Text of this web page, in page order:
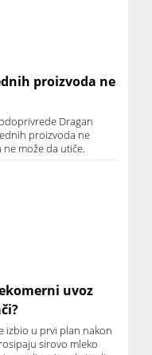
proizvoda ne
Dragan
proizvoda ne
ne može da utiče.
uvoz
izbio u prvi plan nakon
sirovo mleko